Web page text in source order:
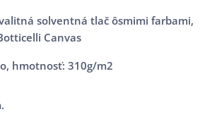
solventná tlač ôsmimi farbami,
Canvas
hmotnosť: 310g/m2